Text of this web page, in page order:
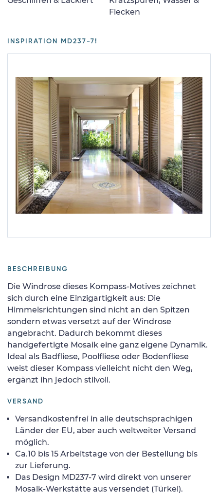
Flecken
INSPIRATION MD237-7!
BESCHREIBUNG
Die Windrose dieses Kompass-Motives zeichnet
sich durch eine Einzigartigkeit aus: Die
Himmelsrichtungen sind nicht an den Spitzen
sondern etwas versetzt auf der Windrose
angebracht. Dadurch bekommt dieses
handgefertigte Mosaik eine ganz eigene Dynamik.
Ideal als Badfliese, Poolfliese oder Bodenfliese
weist dieser Kompass vielleicht nicht den Weg,
ergänzt ihn jedoch stilvoll.
VERSAND
Versandkostenfrei in alle deutschsprachigen
Länder der EU, aber auch weltweiter Versand
möglich.
Ca.10 bis 15 Arbeitstage von der Bestellung bis
zur Lieferung.
Das Design MD237-7 wird direkt von unserer
Mosaik-Werkstätte aus versendet (Türkei).